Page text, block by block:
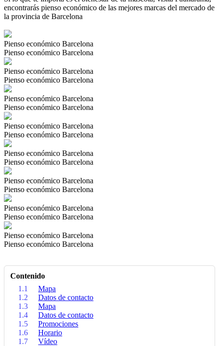
encontrarás pienso económico de las mejores marcas del mercado de
la provincia de Barcelona
Pienso económico Barcelona
Pienso económico Barcelona
Pienso económico Barcelona
Pienso económico Barcelona
Pienso económico Barcelona
Pienso económico Barcelona
Pienso económico Barcelona
Pienso económico Barcelona
Pienso económico Barcelona
Pienso económico Barcelona
Pienso económico Barcelona
Pienso económico Barcelona
Pienso económico Barcelona
Pienso económico Barcelona
Pienso económico Barcelona
Pienso económico Barcelona
Contenido
1.1
Mapa
1.2
Datos de contacto
1.3
Mapa
1.4
Datos de contacto
1.5
Promociones
1.6
Horario
1.7
Vídeo